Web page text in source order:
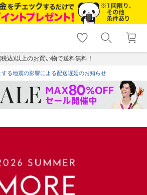
shopping_cart lock_outline
ログイン
込)以上のお買い物で送料無料！
る地震の影響による配送遅延のお知らせ